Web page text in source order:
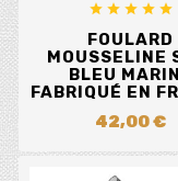
    
FOULARD
MOUSSELINE
BLEU
FABRIQUÉ EN
42,00 €